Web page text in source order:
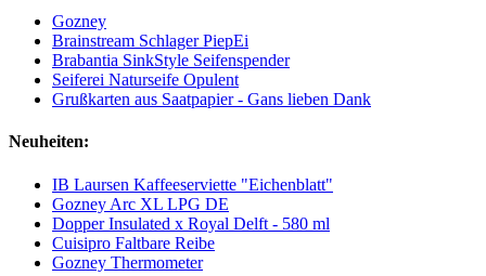
Gozney
Brainstream Schlager PiepEi
Brabantia SinkStyle Seifenspender
Seiferei Naturseife Opulent
Grußkarten aus Saatpapier - Gans lieben Dank
Neuheiten:
IB Laursen Kaffeeserviette "Eichenblatt"
Gozney Arc XL LPG DE
Dopper Insulated x Royal Delft - 580 ml
Cuisipro Faltbare Reibe
Gozney Thermometer